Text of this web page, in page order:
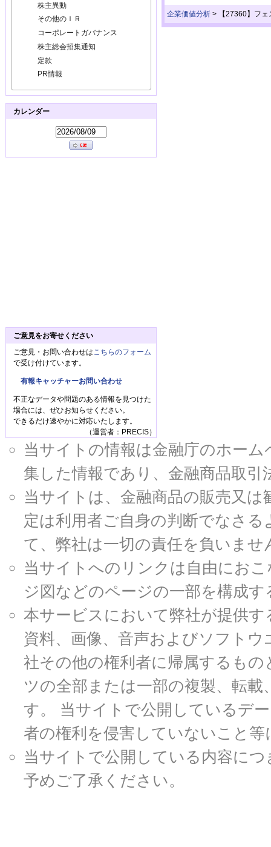
企業価値分析 > 【27360】フ
株主異動
その他のＩＲ
コーポレートガバナンス
株主総会招集通知
定款
PR情報
カレンダー
ご意見をお寄せください
ご意見・お問い合わせは こちらのフォーム
で受け付けています。
有報キャッチャーお問い合わせ
不正なデータや問題のある情報を見つけた
場合には、ぜひお知らせください。
できるだけ速やかに対応いたします。
（運営者：PRECIS）
当サイトの情報は金融庁のホー
集した情報であり、金融商品取
当サイトは、金融商品の販売又
定は利用者ご自身の判断でなさ
て、弊社は一切の責任を負いませ
当サイトへのリンクは自由にお
ジ図などのページの一部を構成
本サービスにおいて弊社が提供
資料、画像、音声およびソフト
社その他の権利者に帰属するも
ツの全部または一部の複製、転
す。 当サイトで公開しているデ
者の権利を侵害していないこと
当サイトで公開している内容に
予めご了承ください。